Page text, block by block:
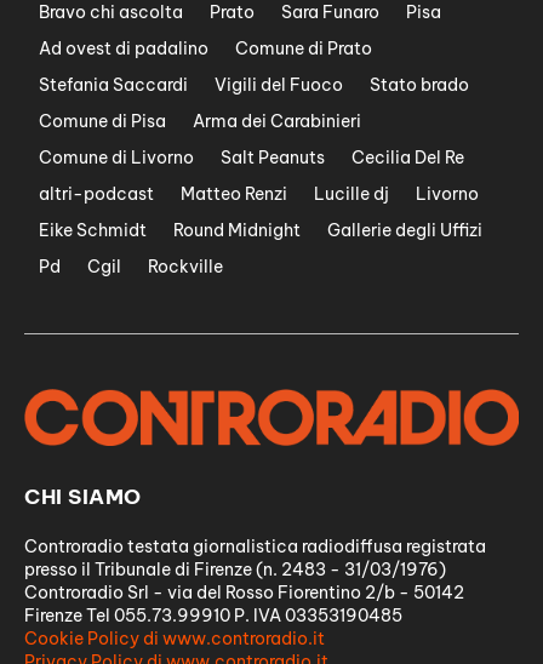
Bravo chi ascolta
Prato Sara Funaro
Pisa
Ad ovest di padalino
Comune di Prato
Stefania Saccardi
Vigili del Fuoco
Stato brado
Comune di Pisa
Arma dei Carabinieri
Comune di Livorno
Salt Peanuts
Cecilia Del Re
altri-podcast
Matteo Renzi Lucille dj
Livorno
Eike Schmidt
Round Midnight
Gallerie degli Uffizi
Pd
Cgil Rockville
CHI SIAMO
Controradio testata giornalistica radiodiffusa registrata
presso il Tribunale di Firenze (n. 2483 - 31/03/1976)
Controradio Srl - via del Rosso Fiorentino 2/b - 50142
Firenze Tel 055.73.99910 P. IVA 03353190485
Cookie Policy di www.controradio.it